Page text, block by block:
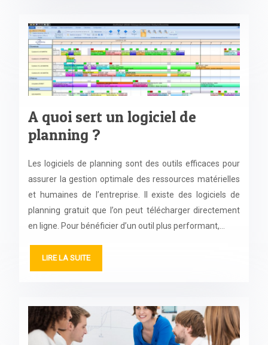
A quoi sert un logiciel de
planning ?
Les logiciels de planning sont des outils efficaces pour
assurer la gestion optimale des ressources matérielles
et humaines de l’entreprise. Il existe des logiciels de
planning gratuit que l’on peut télécharger directement
en ligne. Pour bénéficier d’un outil plus performant,…
LIRE LA SUITE